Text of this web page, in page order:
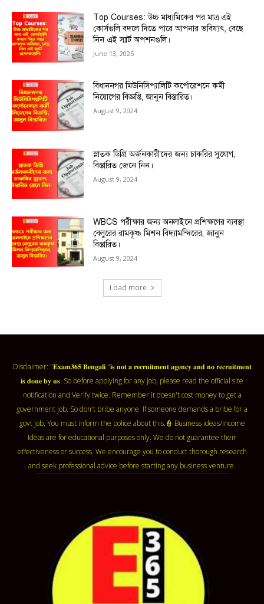
Top Courses: উচ্চ মাধ্যমিকের পর মাত্র এই
কোর্সগুলি বদলে দিতে পারে আপনার ভবিষ্যৎ, বেছে
নিন এই স্মার্ট অপশনগুলি।
June 13, 2025
বিধাননগর মিউনিসিপ্যালিটি কর্পোরেশনে কর্মী
নিয়োগের বিজ্ঞপ্তি, জানুন বিস্তারিত।
August 9, 2024
স্নাতক ডিগ্রি অর্জনকারীদের জন্য চাকরির সুযোগ,
বিস্তারিত জেনে নিন।
August 9, 2024
WBCS পরীক্ষার জন্য অনলাইনে প্রশিক্ষণের ব্যবস্থা
বেলুরের রামকৃষ্ণ মিশন বিদ্যামন্দিরের, জানুন
বিস্তারিত।
August 9, 2024
Load more
Disclaimer: "𝐄𝐱𝐚𝐦𝟑𝟔𝟓 𝐁𝐞𝐧𝐠𝐚𝐥𝐢 "𝐢𝐬 𝐧𝐨𝐭 𝐚 𝐫𝐞𝐜𝐫𝐮𝐢𝐭𝐦𝐞𝐧𝐭 𝐚𝐠𝐞𝐧𝐜𝐲 𝐚𝐧𝐝 𝐧𝐨 𝐫𝐞𝐜𝐫𝐮𝐢𝐭𝐦𝐞𝐧𝐭
𝐢𝐬 𝐝𝐨𝐧𝐞 𝐛𝐲 𝐮𝐬. So before applying for any job, please read the official site
notification and Verify twice. Remember it doesn't cost money to get a
government job. So don't bribe anyone. If someone demands a bribe for a
govt job, You must inform the police about this.👮 Business ideas/Income
Ideas are for educational purposes only. We do not guarantee their
effectiveness or success. We encourage you to conduct thorough research
and seek professional advice before starting any business venture.